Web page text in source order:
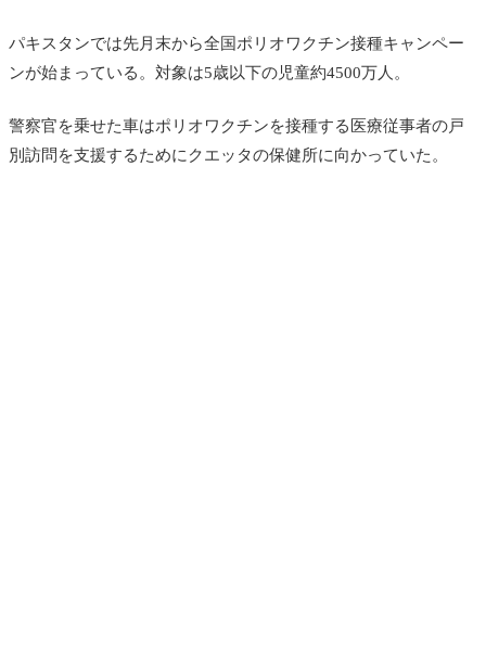
パキスタンでは先月末から全国ポリオワクチン接種キャンペー
ンが始まっている。対象は5歳以下の児童約4500万人。
警察官を乗せた車はポリオワクチンを接種する医療従事者の戸
別訪問を支援するためにクエッタの保健所に向かっていた。